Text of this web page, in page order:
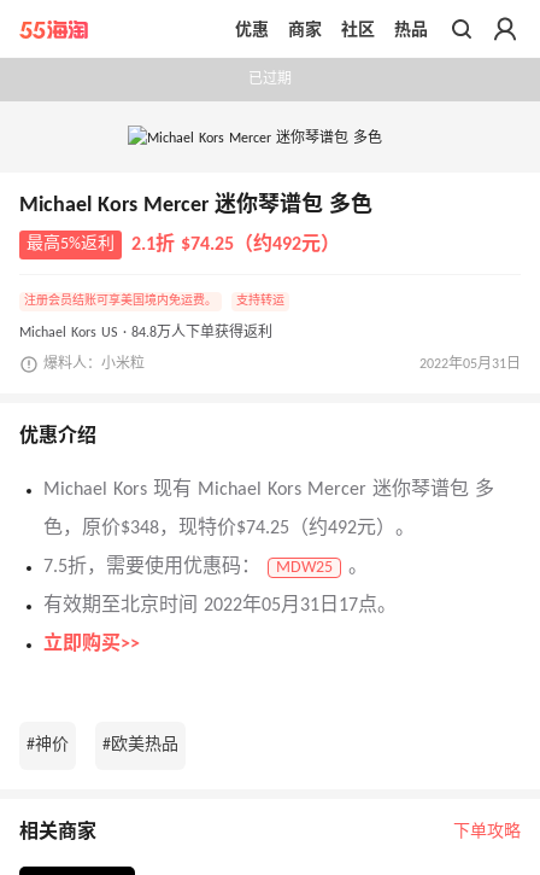
带你去官网买正品
优惠 商家 社区 热品
已过期
Michael Kors Mercer 迷你琴谱包 多色
最高5%返利 2.1折 $74.25（约492元）
注册会员结账可享美国境内免运费。 支持转运
Michael Kors US · 84.8万人下单获得返利
爆料人：小米粒 2022年05月31日
优惠介绍
Michael Kors 现有 Michael Kors Mercer 迷你琴谱包 多
色，原价$348，现特价$74.25（约492元）。
7.5折，需要使用优惠码：
MDW25
。
有效期至北京时间 2022年05月31日17点。
立即购买>>
#神价 #欧美热品
相关商家 下单攻略